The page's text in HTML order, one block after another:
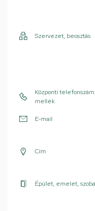
Szervezet, beosztás
Központi telefonszám,
mellék
E-mail
Cím
Épület, emelet,